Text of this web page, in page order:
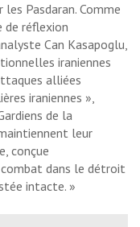
Pasdaran. Comme
de réflexion
Can Kasapoglu,
iraniennes
alliées
iraniennes »,
de la
leur
conçue
dans le détroit
intacte. »